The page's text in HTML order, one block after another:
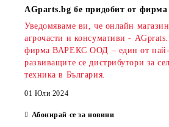
AGparts.bg бе придобит от
Уведомяваме ви, че онлайн
агрочасти и консумативи -
фирма ВАРЕКС ООД – един от
развиващите се дистрибутори за
техника в България.
01 Юли 2024
Абонирай се за новини